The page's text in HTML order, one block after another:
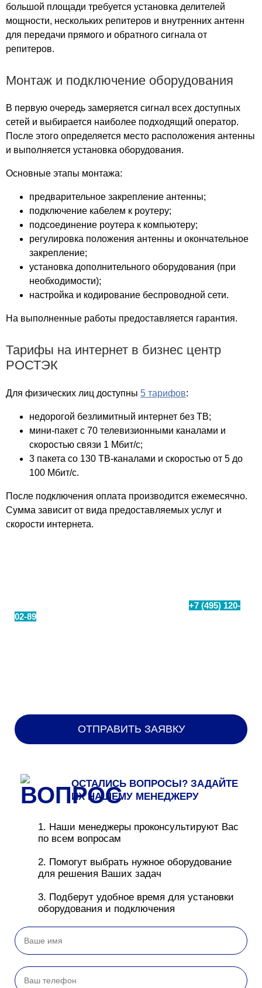
Магистраль Плаза
Максима Плаза
Мал
Мандарин
Мариэль
Марьина
Матвеевский
Мебель Сити
МЕГА Белая Дача
Мегаполис
Медведковский
Мельникофф Хаус
Меркурий Сити
Метр квадратный
Метро
Мещанский парк
Мираж
Митинский радиорынок
Мичуринский
Мозаика
Мозайка
Москва
Москворечье
Московский
на научном
НЕО ГЕО
Новослободский
Новые Химки
Норд Хаус
Облака
Океания
Октябрь
Олимпик парк
Олимпик Плаза
Ольга
большой площади требуется установка делителей
мощности, нескольких репитеров и внутренних антенн
для передачи прямого и обратного сигнала от
репитеров.
Монтаж и подключение оборудования
В первую очередь замеряется сигнал всех доступных
сетей и выбирается наиболее подходящий оператор.
После этого определяется место расположения антенны
и выполняется установка оборудования.
Основные этапы монтажа:
предварительное закрепление антенны;
подключение кабелем к роутеру;
подсоединение роутера к компьютеру;
регулировка положения антенны и окончательное
закрепление;
установка дополнительного оборудования (при
необходимости);
настройка и кодирование беспроводной сети.
На выполненные работы предоставляется гарантия.
Тарифы на интернет в бизнес центр
РОСТЭК
Для физических лиц доступны 5 тарифов:
недорогой безлимитный интернет без ТВ;
мини-пакет с 70 телевизионными каналами и
скоростью связи 1 Мбит/с;
3 пакета со 130 ТВ-каналами и скоростью от 5 до
100 Мбит/с.
После подключения оплата производится ежемесячно.
Сумма зависит от вида предоставляемых услуг и
скорости интернета.
+7 (495) 120-
02-89
ОСТАЛИСЬ ВОПРОСЫ? ЗАДАЙТЕ
ИХ НАШЕМУ МЕНЕДЖЕРУ
1. Наши менеджеры проконсультируют Вас
по всем вопросам
2. Помогут выбрать нужное оборудование
для решения Ваших задач
3. Подберут удобное время для установки
оборудования и подключения